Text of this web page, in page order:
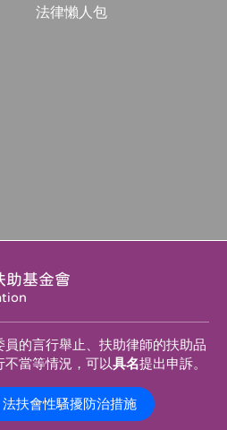
法律懶人包
助基金會
的言行舉止、扶助律師的扶助品
當等情況，可以具名提出申訴。
法扶會性騷擾防治措施